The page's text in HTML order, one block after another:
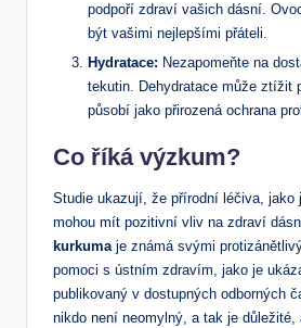
podpoří zdraví vašich dásní.
být vašimi nejlepšími přáteli.
Hydratace: Nezapomeňte na
tekutin. Dehydratace může ztížit
působí jako přirozená ochrana
Co říká výzkum?
Studie ukazují, že přírodní léčiva, jako
mohou mít pozitivní vliv na zdraví
kurkumaje známá svými
pomoci s ústním zdravím, jako je
publikovaný v dostupných odborných
nikdo není neomylný, a tak je